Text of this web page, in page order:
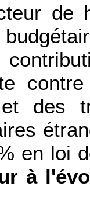
de
des
en loi
à